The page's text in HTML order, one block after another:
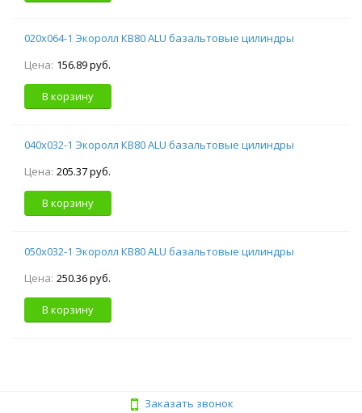
020х064-1 Экоролл КВ80 ALU базальтовые цилиндры
Цена: 156.89 руб.
В корзину
040х032-1 Экоролл КВ80 ALU базальтовые цилиндры
Цена: 205.37 руб.
В корзину
050х032-1 Экоролл КВ80 ALU базальтовые цилиндры
Цена: 250.36 руб.
В корзину
Заказать звонок